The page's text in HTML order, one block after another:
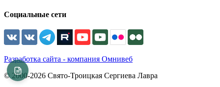
Социальные сети
Разработка сайта - компания Омнивеб
© 2000-2026 Свято-Троицкая Сергиева Лавра